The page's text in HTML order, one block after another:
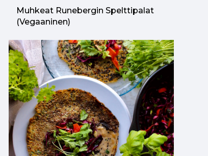
Muhkeat Runebergin Spelttipalat
(vegaaninen)